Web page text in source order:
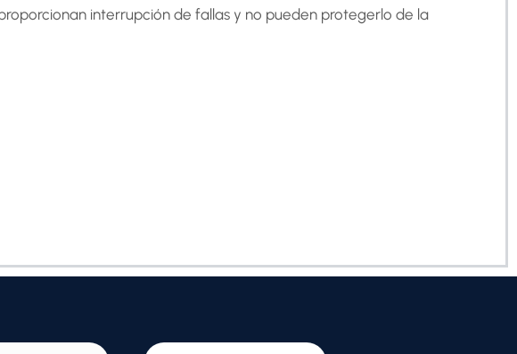
interrupción de fallas y no pueden protegerlo de la